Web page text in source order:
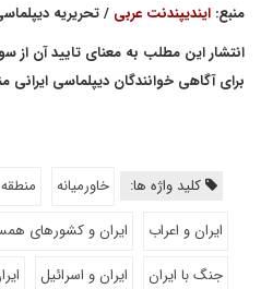
منبع: ایندیپندنت عربی / تحریریه دیپلماسی
انتشار این مطلب به معنای تایید آن از
برای آگاهی خوانندگان دیپلماسی
کلید واژه ها: خاورمیانه منطقه
ایران و اعراب
ایران و کشورهای
جنگ با ایران
ایران و اسرائیل